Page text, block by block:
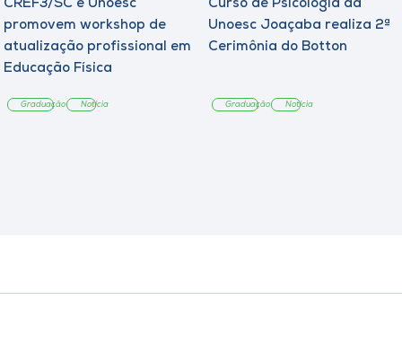
CREF3/SC e Unoesc
promovem workshop de
atualização profissional em
Educação Física
Graduação Notícia
Curso de Psicologia da
Unoesc Joaçaba realiza 2ª
Cerimônia do Botton
Graduação Notícia